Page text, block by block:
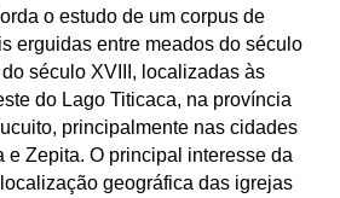
o estudo de um corpus de
erguidas entre meados do século
século XVIII, localizadas às
do Lago Titicaca, na província
principalmente nas cidades
e Zepita. O principal interesse da
geográfica das igrejas